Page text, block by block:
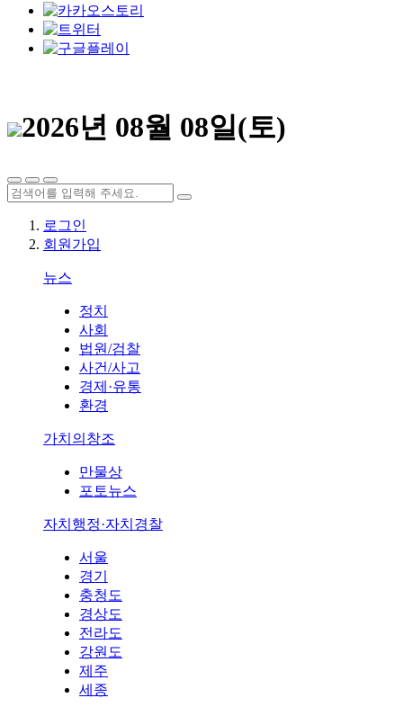
2026년 08월 08일(토)
로그인
회원가입
뉴스
정치
사회
법원/검찰
사건/사고
경제·유통
환경
가치의창조
만물상
포토뉴스
자치행정·자치경찰
서울
경기
충청도
경상도
전라도
강원도
제주
세종